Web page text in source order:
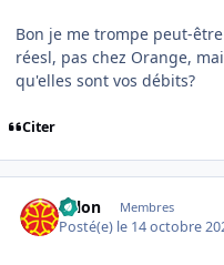
Bon je me trompe peut-
réesl, pas chez Orange,
qu'elles sont vos débits?
Citer
solon Membres
Posté(e) le 14 octobre